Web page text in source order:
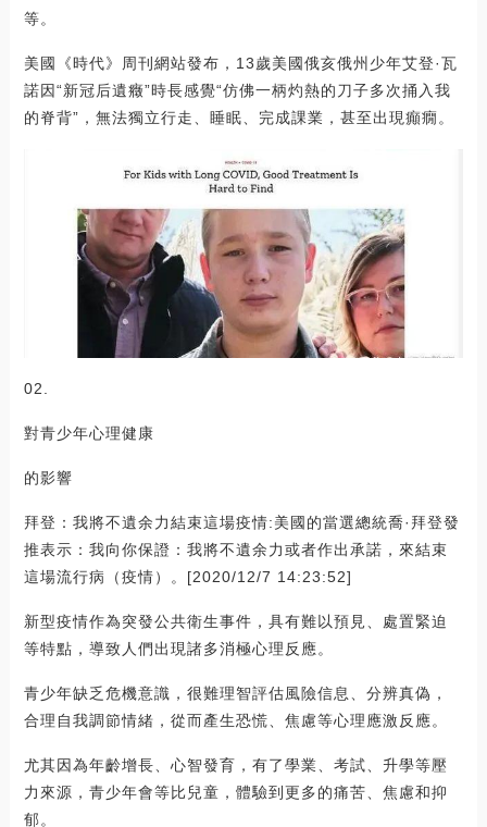
等。
美國《時代》周刊網站發布，13歲美國俄亥俄州少年艾登·瓦
諾因“新冠后遺癥”時長感覺“仿佛一柄灼熱的刀子多次捅入我
的脊背”，無法獨立行走、睡眠、完成課業，甚至出現癲癇。
02.
對青少年心理健康
的影響
拜登：我將不遺余力結束這場疫情:美國的當選總統喬·拜登發
推表示：我向你保證：我將不遺余力或者作出承諾，來結束
這場流行病（疫情）。[2020/12/7 14:23:52]
新型疫情作為突發公共衛生事件，具有難以預見、處置緊迫
等特點，導致人們出現諸多消極心理反應。
青少年缺乏危機意識，很難理智評估風險信息、分辨真偽，
合理自我調節情緒，從而產生恐慌、焦慮等心理應激反應。
尤其因為年齡增長、心智發育，有了學業、考試、升學等壓
力來源，青少年會等比兒童，體驗到更多的痛苦、焦慮和抑
郁。